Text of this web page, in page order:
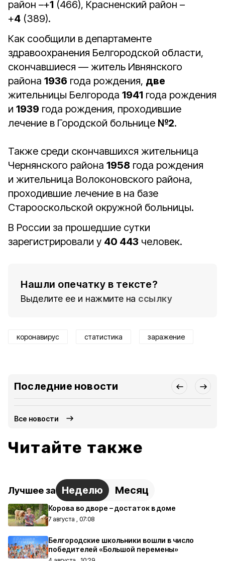
район –+1 (466), Красненский район –
+4 (389).
Как сообщили в департаменте
здравоохранения Белгородской области,
скончавшиеся — житель Ивнянского
района 1936 года рождения, две
жительницы Белгорода 1941 года рождения
и 1939 года рождения, проходившие
лечение в Городской больнице №2.
Также среди скончавшихся жительница
Чернянского района 1958 года рождения
и жительница Волоконовского района,
проходившие лечение в на базе
Старооскольской окружной больницы.
В России за прошедшие сутки
зарегистрировали у 40 443 человек.
Нашли опечатку в тексте?
Выделите ее и нажмите на ссылку
коронавирус статистика заражение
Последние новости
Все новости
Читайте также
Лучшее за Неделю Месяц
Корова во дворе – достаток в доме
7 августа , 07:08
Белгородские школьники вошли в число
победителей «Большой перемены»